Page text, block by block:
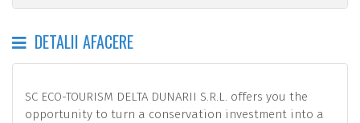
DETALII AFACERE
SC ECO-TOURISM DELTA DUNARII S.R.L. offers you the
opportunity to turn a conservation investment into a